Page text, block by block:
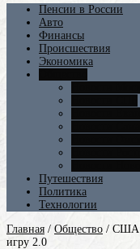
Пенсии в России
Авто
Финансы
Происшествия
Экономика
Путешествия
Политика
Технологии
Главная / Общество / США
игру 2.0